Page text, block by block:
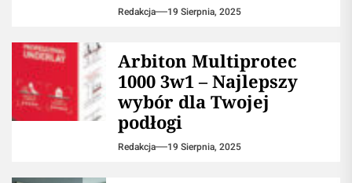
Redakcja 19 Sierpnia, 2025
Arbiton Multiprotec
1000 3w1 – Najlepszy
wybór dla Twojej
podłogi
Redakcja 19 Sierpnia, 2025